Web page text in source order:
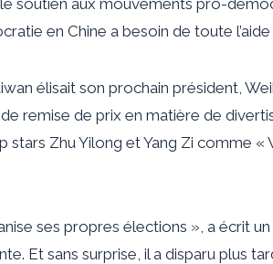
en Chine a besoin de toute
élisait son prochain président,
remise de prix en matière de
stars Zhu Yilong et Yang Zi comme
ses propres élections », a écrit
Et sans surprise, il a disparu plus